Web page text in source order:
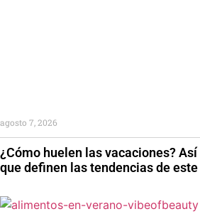
¿Cómo huelen las vacaciones?
que definen las tendencias de
agosto 7, 2026